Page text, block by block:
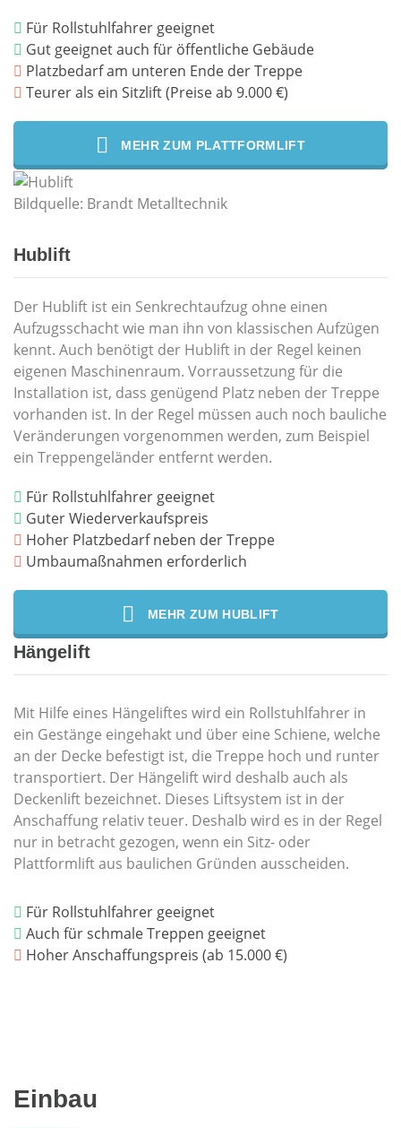
Für Rollstuhlfahrer geeignet
Gut geeignet auch für öffentliche Gebäude
Platzbedarf am unteren Ende der Treppe
Teurer als ein Sitzlift (Preise ab 9.000 €)
MEHR ZUM PLATTFORMLIFT
Bildquelle: Brandt Metalltechnik
Hublift
Der Hublift ist ein Senkrechtaufzug ohne einen
Aufzugsschacht wie man ihn von klassischen Aufzügen
kennt. Auch benötigt der Hublift in der Regel keinen
eigenen Maschinenraum. Vorraussetzung für die
Installation ist, dass genügend Platz neben der Treppe
vorhanden ist. In der Regel müssen auch noch bauliche
Veränderungen vorgenommen werden, zum Beispiel
ein Treppengeländer entfernt werden.
Für Rollstuhlfahrer geeignet
Guter Wiederverkaufspreis
Hoher Platzbedarf neben der Treppe
Umbaumaßnahmen erforderlich
MEHR ZUM HUBLIFT
Hängelift
Mit Hilfe eines Hängeliftes wird ein Rollstuhlfahrer in
ein Gestänge eingehakt und über eine Schiene, welche
an der Decke befestigt ist, die Treppe hoch und runter
transportiert. Der Hängelift wird deshalb auch als
Deckenlift bezeichnet. Dieses Liftsystem ist in der
Anschaffung relativ teuer. Deshalb wird es in der Regel
nur in betracht gezogen, wenn ein Sitz- oder
Plattformlift aus baulichen Gründen ausscheiden.
Für Rollstuhlfahrer geeignet
Auch für schmale Treppen geeignet
Hoher Anschaffungspreis (ab 15.000 €)
Einbau